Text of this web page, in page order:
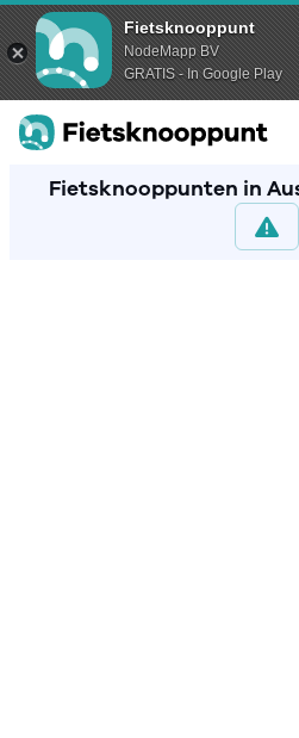
Fietsknooppunt
NodeMapp BV
GRATIS - In Google Play
Fietsknooppunten in